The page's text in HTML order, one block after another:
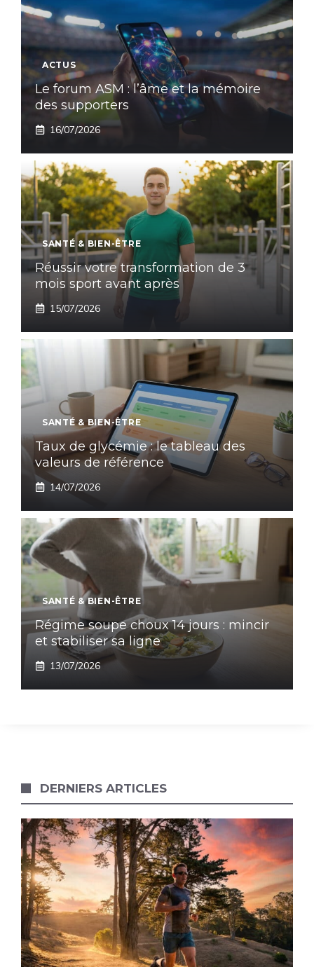
ACTUS
Le forum ASM : l’âme et la mémoire
des supporters
16/07/2026
SANTÉ & BIEN-ÊTRE
Réussir votre transformation de 3
mois sport avant après
15/07/2026
SANTÉ & BIEN-ÊTRE
Taux de glycémie : le tableau des
valeurs de référence
14/07/2026
SANTÉ & BIEN-ÊTRE
Régime soupe choux 14 jours : mincir
et stabiliser sa ligne
13/07/2026
DERNIERS ARTICLES